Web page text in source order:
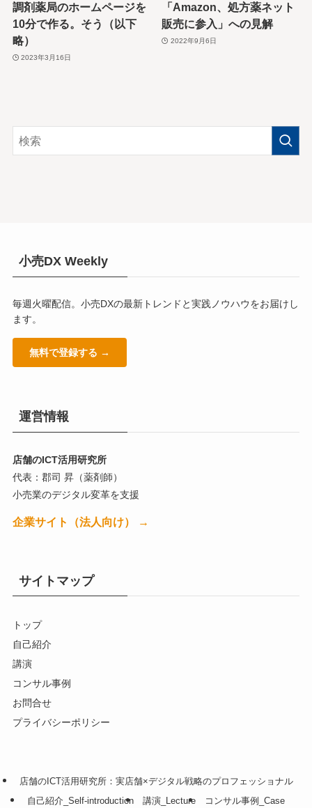
調剤薬局のホームページを
10分で作る。そう（以下
略）
2023年3月16日
「Amazon、処方薬ネット
販売に参入」への見解
2022年9月6日
小売DX Weekly
毎週火曜配信。小売DXの最新トレンドと実践ノウハウをお届けし
ます。
無料で登録する →
運営情報
店舗のICT活用研究所
代表：郡司 昇（薬剤師）
小売業のデジタル変革を支援
企業サイト（法人向け） →
サイトマップ
トップ
自己紹介
講演
コンサル事例
お問合せ
プライバシーポリシー
店舗のICT活用研究所：実店舗×デジタル戦略のプロフェッショナル
自己紹介_Self-introduction
講演_Lecture コンサル事例_Case